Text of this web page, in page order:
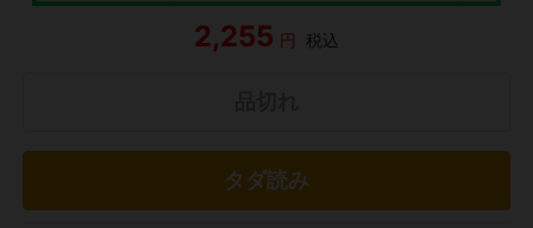
2,255 円 税込
タダ読み